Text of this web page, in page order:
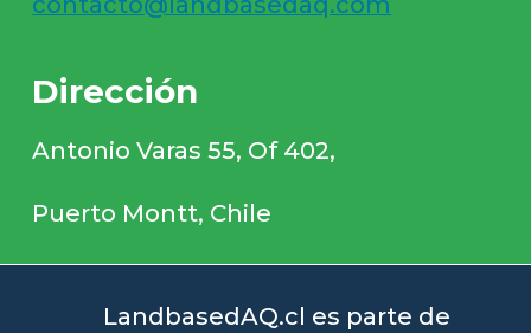
Dirección
Antonio Varas 55, Of 402,
Puerto Montt, Chile
LandbasedAQ.cl es parte de